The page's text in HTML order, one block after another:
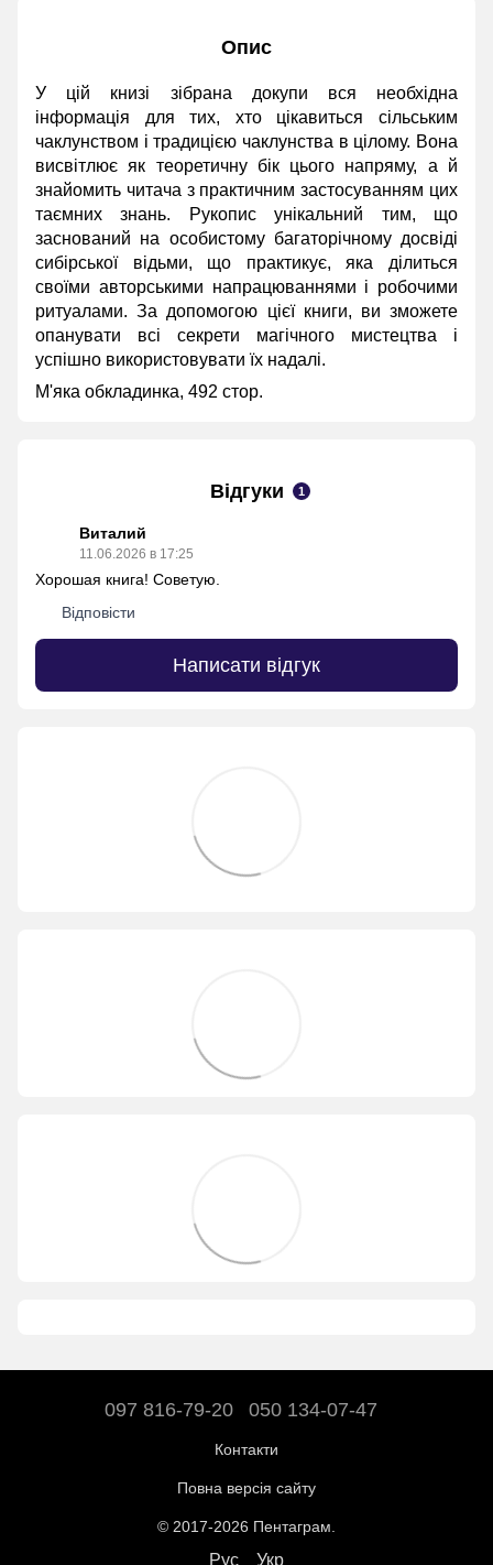
Опис
У цій книзі зібрана докупи вся необхідна
інформація для тих, хто цікавиться сільським
чаклунством і традицією чаклунства в цілому. Вона
висвітлює як теоретичну бік цього напряму, а й
знайомить читача з практичним застосуванням цих
таємних знань. Рукопис унікальний тим, що
заснований на особистому багаторічному досвіді
сибірської відьми, що практикує, яка ділиться
своїми авторськими напрацюваннями і робочими
ритуалами. За допомогою цієї книги, ви зможете
опанувати всі секрети магічного мистецтва і
успішно використовувати їх надалі.
М'яка обкладинка, 492 стор.
Відгуки 1
Виталий
11.06.2026 в 17:25
Хорошая книга! Советую.
Відповісти
Написати відгук
097 816-79-20 050 134-07-47
Контакти
Повна версія сайту
© 2017-2026 Пентаграм.
Рус Укр